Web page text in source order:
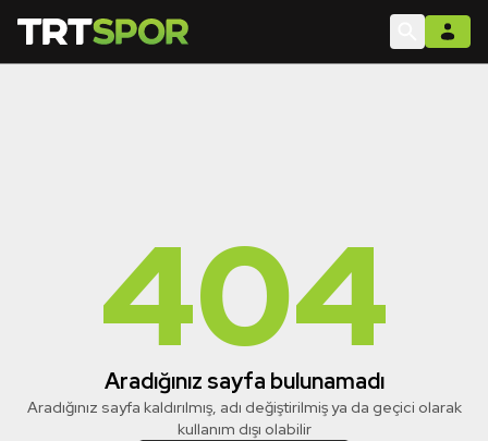
404
Aradığınız sayfa bulunamadı
Aradığınız sayfa kaldırılmış, adı değiştirilmiş ya da geçici olarak
kullanım dışı olabilir